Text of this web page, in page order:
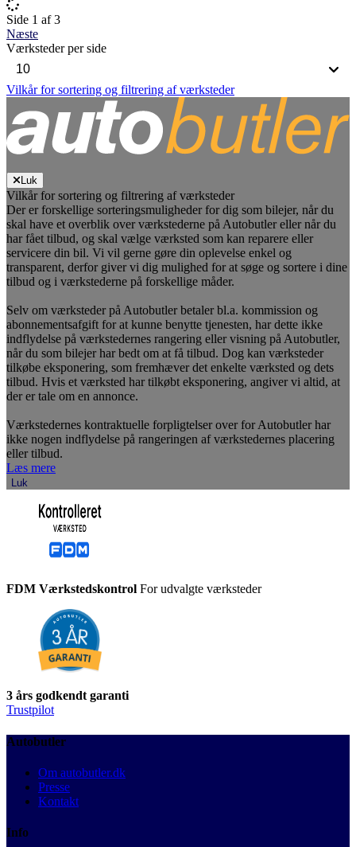
Side 1 af 3
Næste
Værksteder per side
Vilkår for sortering og filtrering af værksteder
Luk
Vilkår for sortering og filtrering af værksteder
Der er forskellige sorteringsmuligheder for dig som bilejer, når du
skal have et overblik over værkstederne på Autobutler eller når du
har fået tilbud, og skal vælge værksted som kan reparere eller
servicere din bil. Vi vil gerne gøre din oplevelse enkel og
transparent, derfor giver vi dig mulighed for at søge og sortere i dine
tilbud og i værkstederne på forskellige måder.
Selv om værksteder på Autobutler betaler bl.a. kommission og
abonnementsafgift for at kunne benytte tjenesten, har dette ikke
indflydelse på værkstedernes rangering eller visning på Autobutler,
når du som bilejer har bedt om at få tilbud. Dog kan værksteder
tilkøbe eksponering, som fremhæver det enkelte værksted og dets
tilbud. Hvis et værksted har tilkøbt eksponering, angiver vi altid, at
der er tale om en annonce.
Værkstedernes kontraktuelle forpligtelser over for Autobutler har
ikke nogen indflydelse på rangeringen af værkstedernes placering
eller tilbud.
Læs mere
Luk
FDM Værkstedskontrol For udvalgte værksteder
3 års godkendt garanti
Trustpilot
Autobutler
Om autobutler.dk
Presse
Kontakt
Info